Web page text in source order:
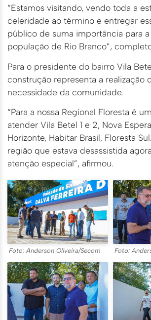
“Estamos visitando, vendo toda a
celeridade ao término e entregar
público de suma importância para a
população de Rio Branco”,
Para o presidente do bairro Vila
construção representa a realização
necessidade da comunidade.
“Para a nossa Regional Floresta é
atender Vila Betel 1 e 2, Nova
Horizonte, Habitar Brasil, Floresta
região que estava desassistida
atenção especial”, afirmou.
Foto: Anderson Oliveira/Secom Foto: